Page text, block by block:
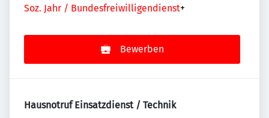
Soz. Jahr / Bundesfreiwilligendienst+
Bewerben
Hausnotruf Einsatzdienst / Technik